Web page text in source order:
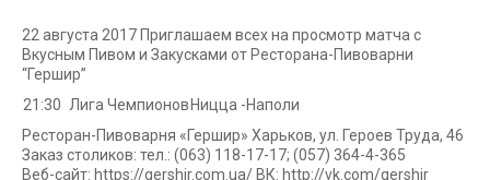
22 августа 2017 Приглашаем всех на просмотр матча с
Вкусным Пивом и Закусками от Ресторана-Пивоварни
“Гершир”
21:30 Лига Чемпионов Ницца -Наполи
Ресторан-Пивоварня «Гершир» Харьков, ул. Героев Труда, 46
Заказ столиков: тел.: (063) 118-17-17; (057) 364-4-365
Веб-сайт: https://gershir.com.ua/ ВК: http://vk.com/gershir